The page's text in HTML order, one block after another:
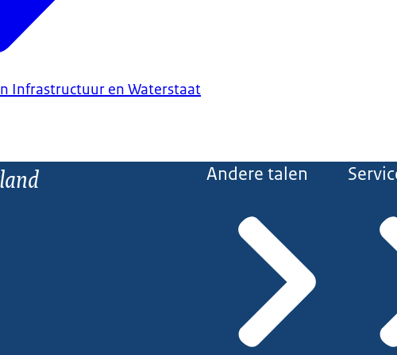
Infrastructuur en Waterstaat
Andere talen